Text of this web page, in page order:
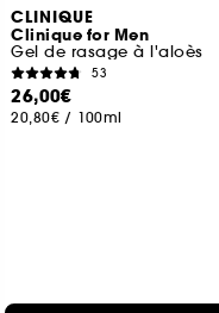
CLINIQUE
Clinique for Men
Gel de rasage à l'aloès
53
26,00€
20,80€ / 100ml